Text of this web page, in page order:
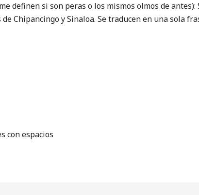
definen si son peras o los mismos olmos de
Chipancingo y Sinaloa. Se traducen en una sola
con espacios